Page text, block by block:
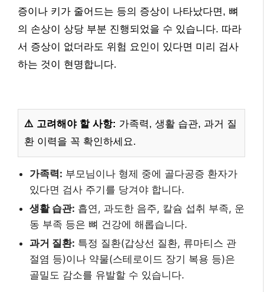
증이나 키가 줄어드는 등의 증상이 나타났다면, 뼈
의 손상이 상당 부분 진행되었을 수 있습니다. 따라
서 증상이 없더라도 위험 요인이 있다면 미리 검사
하는 것이 현명합니다.
⚠️ 고려해야 할 사항: 가족력, 생활 습관, 과거 질
환 이력을 꼭 확인하세요.
가족력: 부모님이나 형제 중에 골다공증 환자가
있다면 검사 주기를 당겨야 합니다.
생활 습관: 흡연, 과도한 음주, 칼슘 섭취 부족, 운
동 부족 등은 뼈 건강에 해롭습니다.
과거 질환: 특정 질환(갑상선 질환, 류마티스 관
절염 등)이나 약물(스테로이드 장기 복용 등)은
골밀도 감소를 유발할 수 있습니다.